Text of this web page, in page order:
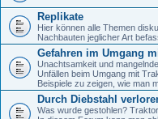
Replikate
Hier können alle Themen
Nachbauten jeglicher Art
Gefahren im Umgang
Unachtsamkeit und
Unfällen beim Umgang mit
Beispiele zu zeigen, wie man
Durch Diebstahl
Was wurde gestohlen?